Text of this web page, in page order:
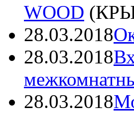
WOOD (
28.03.2018
28.03.2018
28.03.2018